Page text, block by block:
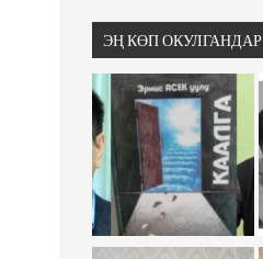
ЭҢ КӨП ОКУЛГАНДАР